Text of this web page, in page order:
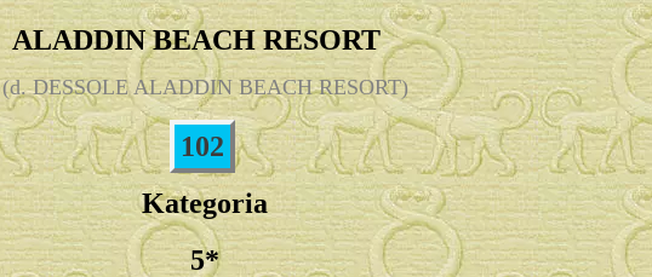
ALADDIN BEACH RESORT
(d. DESSOLE ALADDIN BEACH RESORT)
102
Kategoria
5*